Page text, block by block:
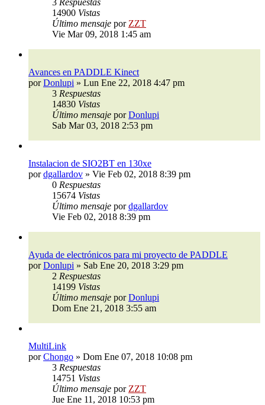
14900 Vistas
Último mensaje por ZZT
Vie Mar 09, 2018 1:45 am
Avances en PADDLE Kinect
porDonlupi » Lun Ene 22, 2018 4:47 pm
3 Respuestas
14830 Vistas
Último mensaje porDonlupi
Sab Mar 03, 2018 2:53 pm
Instalacion de SIO2BT en 130xe
pordgallardov » Vie Feb 02, 2018 8:39 pm
0 Respuestas
15674 Vistas
Último mensaje pordgallardov
Vie Feb 02, 2018 8:39 pm
Ayuda de electrónicos para mi proyecto de PADDLE
porDonlupi » Sab Ene 20, 2018 3:29 pm
2 Respuestas
14199 Vistas
Último mensaje porDonlupi
Dom Ene 21, 2018 3:55 am
MultiLink
porChongo » Dom Ene 07, 2018 10:08 pm
3 Respuestas
14751 Vistas
Último mensaje por ZZT
Jue Ene 11, 2018 10:53 pm